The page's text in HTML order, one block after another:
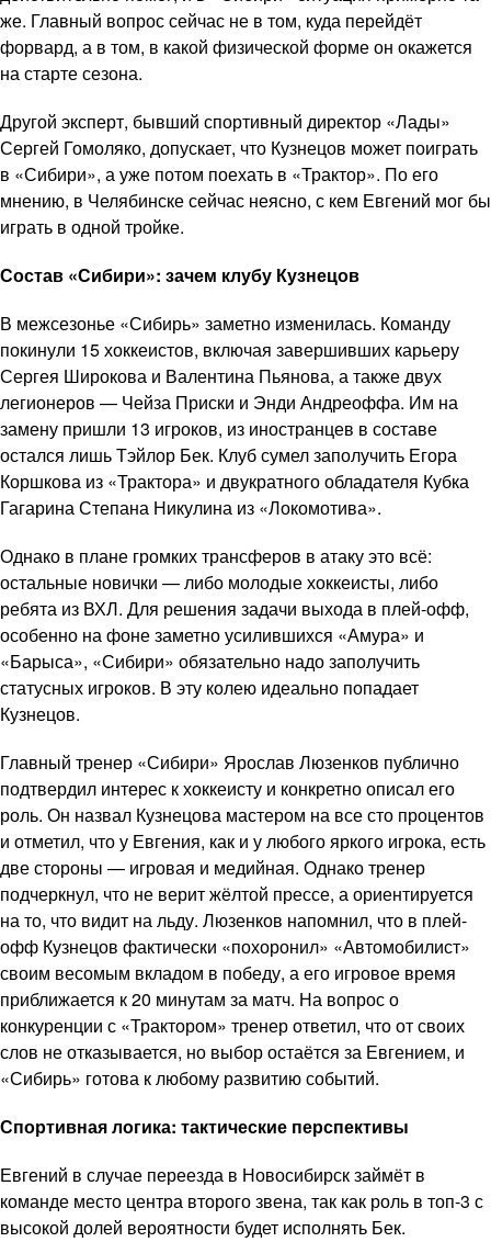
же. Главный вопрос сейчас не в том, куда перейдёт
форвард, а в том, в какой физической форме он окажется
на старте сезона.
Другой эксперт, бывший спортивный директор «Лады»
Сергей Гомоляко, допускает, что Кузнецов может поиграть
в «Сибири», а уже потом поехать в «Трактор». По его
мнению, в Челябинске сейчас неясно, с кем Евгений мог бы
играть в одной тройке.
Состав «Сибири»: зачем клубу Кузнецов
В межсезонье «Сибирь» заметно изменилась. Команду
покинули 15 хоккеистов, включая завершивших карьеру
Сергея Широкова и Валентина Пьянова, а также двух
легионеров — Чейза Приски и Энди Андреоффа. Им на
замену пришли 13 игроков, из иностранцев в составе
остался лишь Тэйлор Бек. Клуб сумел заполучить Егора
Коршкова из «Трактора» и двукратного обладателя Кубка
Гагарина Степана Никулина из «Локомотива».
Однако в плане громких трансферов в атаку это всё:
остальные новички — либо молодые хоккеисты, либо
ребята из ВХЛ. Для решения задачи выхода в плей-офф,
особенно на фоне заметно усилившихся «Амура» и
«Барыса», «Сибири» обязательно надо заполучить
статусных игроков. В эту колею идеально попадает
Кузнецов.
Главный тренер «Сибири» Ярослав Люзенков публично
подтвердил интерес к хоккеисту и конкретно описал его
роль. Он назвал Кузнецова мастером на все сто процентов
и отметил, что у Евгения, как и у любого яркого игрока, есть
две стороны — игровая и медийная. Однако тренер
подчеркнул, что не верит жёлтой прессе, а ориентируется
на то, что видит на льду. Люзенков напомнил, что в плей-
офф Кузнецов фактически «похоронил» «Автомобилист»
своим весомым вкладом в победу, а его игровое время
приближается к 20 минутам за матч. На вопрос о
конкуренции с «Трактором» тренер ответил, что от своих
слов не отказывается, но выбор остаётся за Евгением, и
«Сибирь» готова к любому развитию событий.
Спортивная логика: тактические перспективы
Евгений в случае переезда в Новосибирск займёт в
команде место центра второго звена, так как роль в топ-3 с
высокой долей вероятности будет исполнять Бек.